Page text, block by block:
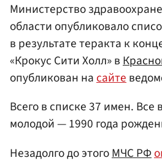
Министерство
области опубликовало
в результате теракта к
«Крокус Сити Холл» в
опубликован насайте
Всего в списке 37 имен.
молодой — 1990 года
Незадолго до этогоМЧС РФ